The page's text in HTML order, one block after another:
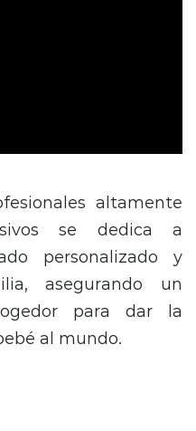
altamente
se dedica a
personalizado y
asegurando un
para dar la
al mundo.